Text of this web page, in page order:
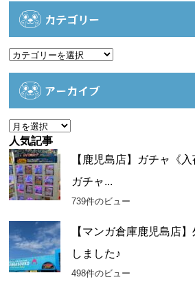
カテゴリー
カ
アーカイブ
ア
ー
カ
イ
ブ
人気記事
【鹿児島店】ガチャ《
ガチャ...
739件のビュー
【マンガ倉庫鹿児島店
しました♪
498件のビュー